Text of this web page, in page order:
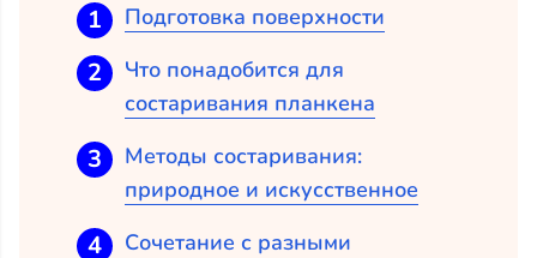
Подготовка поверхности
Что понадобится для
состаривания планкена
Методы состаривания:
природное и искусственное
Сочетание с разными